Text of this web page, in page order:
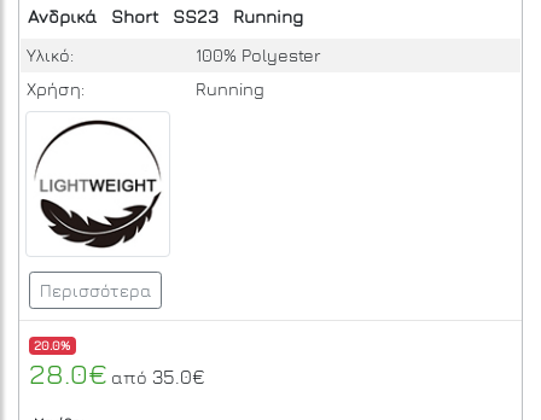
Ανδρικά Short SS23
Running
Υλικό:
100% Polyester
Χρήση:
Running
Περισσότερα
20.0%
28.0€ από 35.0€